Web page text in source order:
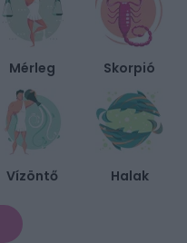
Mérleg Skorpió
Vízöntő Halak